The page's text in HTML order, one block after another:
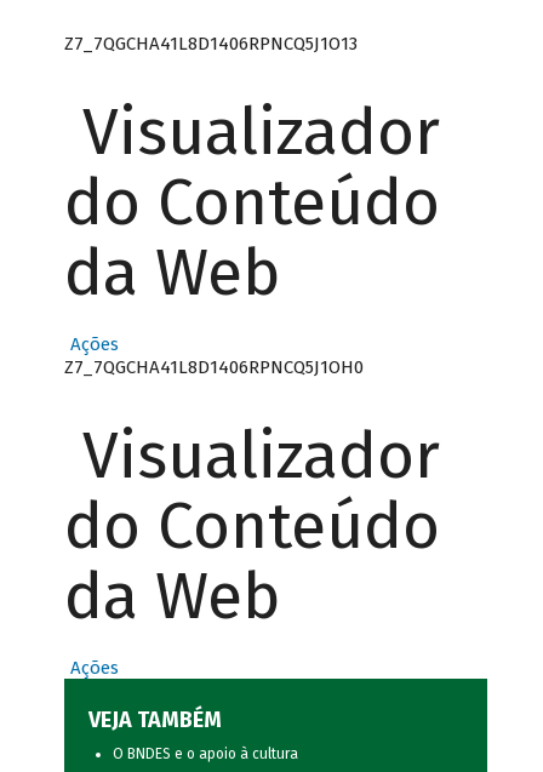
Z7_7QGCHA41L8D1406RPNCQ5J1O13
Visualizador
do Conteúdo
da Web
Ações
Z7_7QGCHA41L8D1406RPNCQ5J1OH0
Visualizador
do Conteúdo
da Web
Ações
VEJA TAMBÉM
O BNDES e o apoio à cultura